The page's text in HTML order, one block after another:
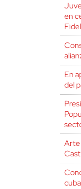
en
Fidel
En
del
Arte